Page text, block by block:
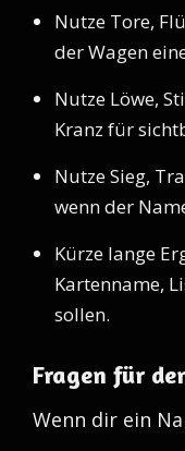
Nutze Tore,
der Wagen
Nutze Löwe,
Kranz für
Nutze Sieg,
wenn der
Kürze lange
Kartenname,
sollen.
Fragen für
Wenn dir ein